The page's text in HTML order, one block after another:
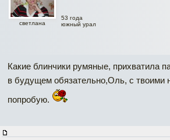
светлана
53 года
южный урал
Какие блинчики румяные, прихватила
в будущем обязательно,Оль, с твоими
попробую.